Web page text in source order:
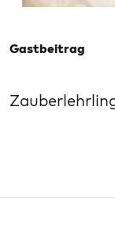
Gastbeitrag